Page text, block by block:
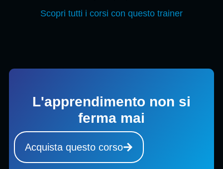
Scopri tutti i corsi con questo trainer
L'apprendimento non si
ferma mai
Acquista questo corso